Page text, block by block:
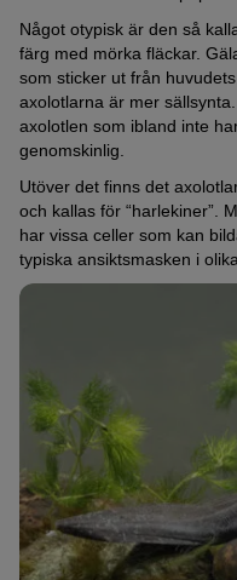
Något otypisk är den så
färg med mörka fläckar.
som sticker ut från
axolotlarna är mer
axolotlen som ibland inte
genomskinlig.
Utöver det finns det
och kallas för “harlekiner”.
har vissa celler som kan
typiska ansiktsmasken i